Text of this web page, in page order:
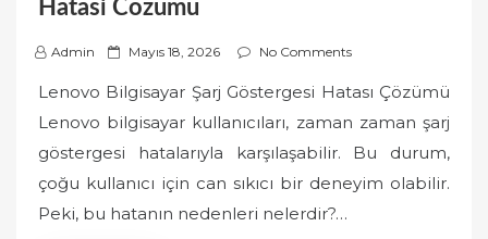
Hatasi Cozumu
Admin
P
s
t
e
d
Mayıs 18, 2026 No Comments
Lenovo Bilgisayar Şarj Göstergesi Hatası Çözümü
Lenovo bilgisayar kullanıcıları, zaman zaman şarj
göstergesi hatalarıyla karşılaşabilir. Bu durum,
çoğu kullanıcı için can sıkıcı bir deneyim olabilir.
Peki, bu hatanın nedenleri nelerdir?…